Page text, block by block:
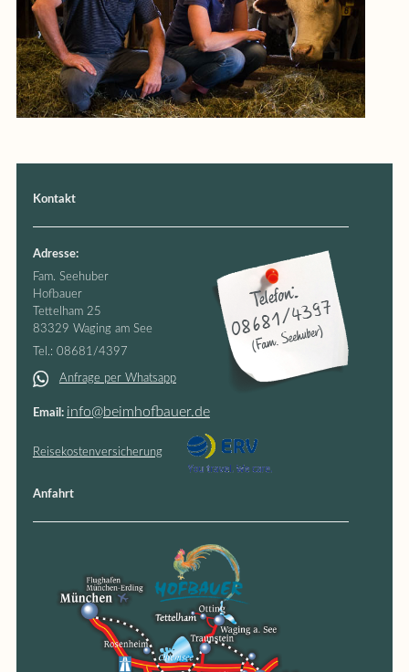
Kontakt
Adresse:
Fam. Seehuber
Hofbauer
Tettelham 25
83329 Waging am See
Tel .: 08681/4397
Anfrage per Whatsapp
Email: info@beimhofbauer.de
Reisekostenversicherung
Anfahrt